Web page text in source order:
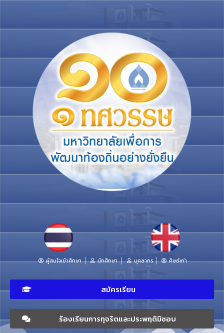
ผู้สนใจเข้าศึกษา นักศึกษา บุคลากร ศิษย์เก่า
สมัครเรียน
ร้องเรียนการทุจริตและประพฤติมิชอบ